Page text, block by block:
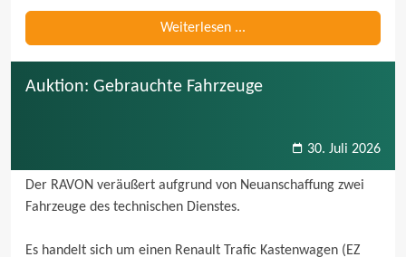
Weiterlesen ...
Auktion: Gebrauchte Fahrzeuge
30. Juli 2026
Der RAVON veräußert aufgrund von Neuanschaffung zwei
Fahrzeuge des technischen Dienstes.
Es handelt sich um einen Renault Trafic Kastenwagen (EZ